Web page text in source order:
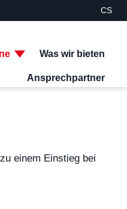
CS
Was wir bieten
Ansprechpartner
einem Einstieg bei